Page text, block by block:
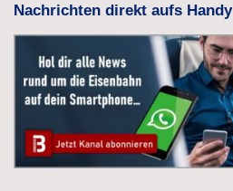
Nachrichten direkt aufs Handy